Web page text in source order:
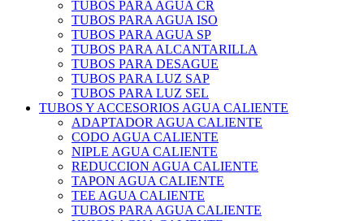
TUBOS PARA AGUA CR
TUBOS PARA AGUA ISO
TUBOS PARA AGUA SP
TUBOS PARA ALCANTARILLA
TUBOS PARA DESAGUE
TUBOS PARA LUZ SAP
TUBOS PARA LUZ SEL
TUBOS Y ACCESORIOS AGUA CALIENTE
ADAPTADOR AGUA CALIENTE
CODO AGUA CALIENTE
NIPLE AGUA CALIENTE
REDUCCION AGUA CALIENTE
TAPON AGUA CALIENTE
TEE AGUA CALIENTE
TUBOS PARA AGUA CALIENTE